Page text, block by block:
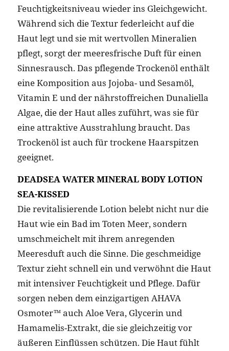
Feuchtigkeitsniveau wieder ins Gleichgewicht.
Während sich die Textur federleicht auf die
Haut legt und sie mit wertvollen Mineralien
pflegt, sorgt der meeresfrische Duft für einen
Sinnesrausch. Das pflegende Trockenöl enthält
eine Komposition aus Jojoba- und Sesamöl,
Vitamin E und der nährstoffreichen Dunaliella
Algae, die der Haut alles zuführt, was sie für
eine attraktive Ausstrahlung braucht. Das
Trockenöl ist auch für trockene Haarspitzen
geeignet.
DEADSEA WATER MINERAL BODY LOTION
SEA-KISSED
Die revitalisierende Lotion belebt nicht nur die
Haut wie ein Bad im Toten Meer, sondern
umschmeichelt mit ihrem anregenden
Meeresduft auch die Sinne. Die geschmeidige
Textur zieht schnell ein und verwöhnt die Haut
mit intensiver Feuchtigkeit und Pflege. Dafür
sorgen neben dem einzigartigen AHAVA
Osmoter™ auch Aloe Vera, Glycerin und
Hamamelis-Extrakt, die sie gleichzeitig vor
äußeren Einflüssen schützen. Die Haut fühlt